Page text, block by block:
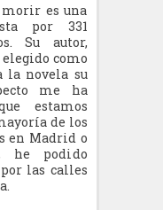
morir es una
por 331
Su autor,
elegido como
la novela su
me ha
estamos
de los
en Madrid o
he podido
las calles